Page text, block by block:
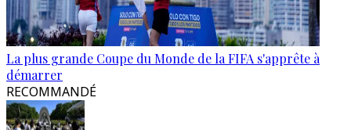
La plus grande Coupe du Monde de la FIFA s'apprête à
démarrer
RECOMMANDÉ